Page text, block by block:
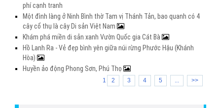
phí cạnh tranh
Một đình làng ở Ninh Bình thờ Tam vị Thánh Tản, bao quanh có 4
cây cổ thụ là cây Di sản Việt Nam
Khám phá miền di sản xanh Vườn Quốc gia Cát Bà
Hồ Lanh Ra - Vẻ đẹp bình yên giữa núi rừng Phước Hậu (Khánh
Hòa)
Huyền ảo động Phong Sơn, Phú Thọ
1 2 3 4 5 ... >>